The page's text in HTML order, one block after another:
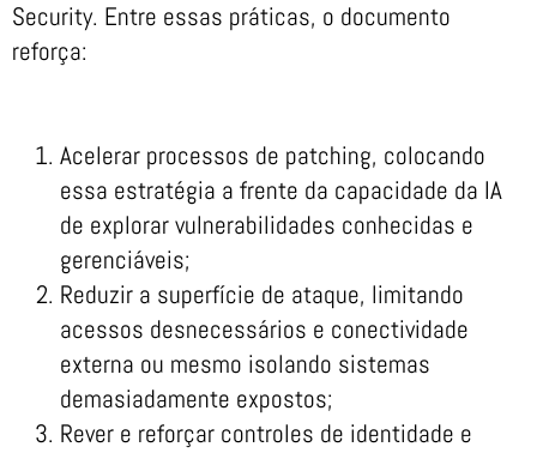
Security. Entre essas práticas, o documento
reforça:
Acelerar processos de patching, colocando
essa estratégia a frente da capacidade da IA
de explorar vulnerabilidades conhecidas e
gerenciáveis;
Reduzir a superfície de ataque, limitando
acessos desnecessários e conectividade
externa ou mesmo isolando sistemas
demasiadamente expostos;
Rever e reforçar controles de identidade e